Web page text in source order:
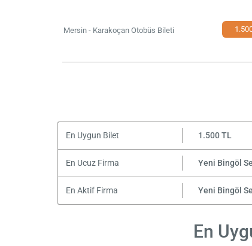
Mersin - Karakoçan Otobüs Bileti
En Uygun Bilet 1.500 TL
En Ucuz Firma Yeni Bingöl
En Aktif Firma Yeni Bingöl
En